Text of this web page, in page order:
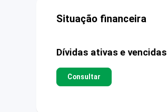
Situação financeira
Dívidas ativas e vencidas
Consultar